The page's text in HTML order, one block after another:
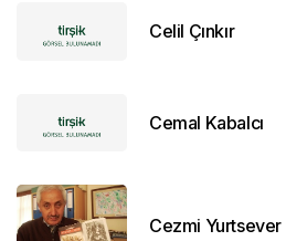
Celil Çınkır
Cemal Kabalcı
Cezmi Yurtsever